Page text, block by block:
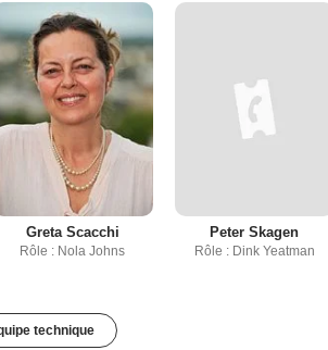
Greta Scacchi
Rôle : Nola Johns
Peter Skagen
Rôle : Dink Yeatman
technique